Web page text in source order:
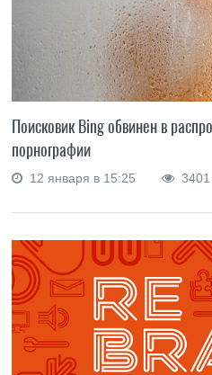
Поисковик Bing обвинен в
порнографии
12 января в 15:25 3401